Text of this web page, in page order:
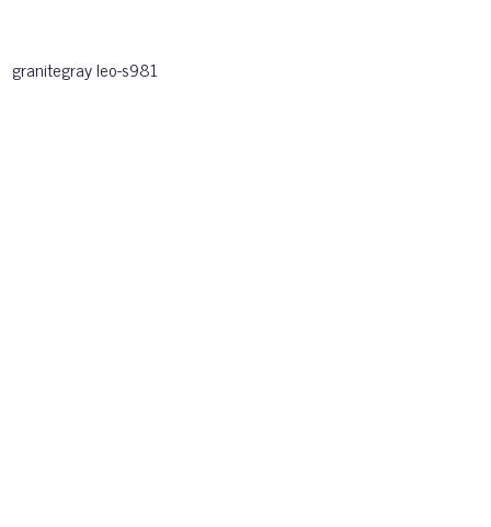
granitegray leo-s981